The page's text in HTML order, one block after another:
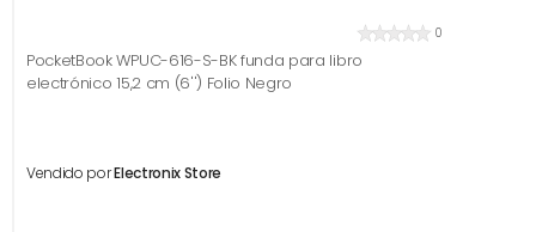
0
PocketBook WPUC-616-S-BK funda para libro
electrónico 15,2 cm (6'') Folio Negro
Vendido porElectronix Store